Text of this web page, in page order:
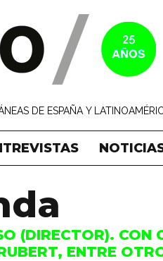
DE ESPAÑA Y
(DIRECTOR).
ENTRE